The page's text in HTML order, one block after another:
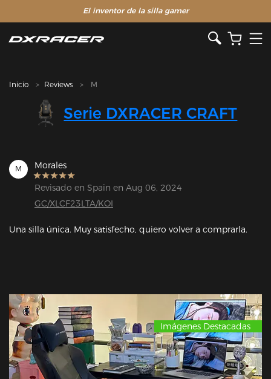
El inventor de la silla gamer
Inicio Reviews M
Serie DXRACER CRAFT
M Morales
Revisado en Spain en Aug 06, 2024
GC/XLCF23LTA/KOI
Una silla única. Muy satisfecho, quiero volver a comprarla.
Imágenes Destacadas